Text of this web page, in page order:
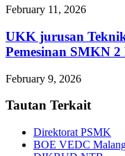
February 11, 2026
UKK jurusan
Pemesinan SMKN
February 9, 2026
Tautan Terkait
Direktorat PSMK
BOE VEDC